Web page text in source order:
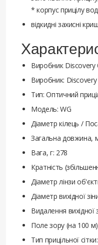
* корпус прицілу
відкидні захисні
Виробник Discovery
Виробник:
Тип: Оптичний
Модель: WG
Діаметр кілець /
Загальна довжина,
Вага, г: 278
Кратність
Діаметр лінзи
Діаметр вихідної
Видалення вихідної
Поле зору (на 100
Тип прицільної